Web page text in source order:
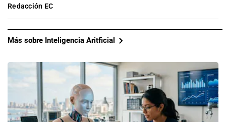
Redacción EC
Más sobre Inteligencia Aritficial